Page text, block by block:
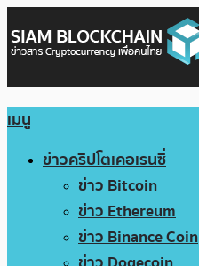
เมนู
ข่าวคริปโตเคอเรนซี่
ข่าว Bitcoin
ข่าว Ethereum
ข่าว Binance Coin